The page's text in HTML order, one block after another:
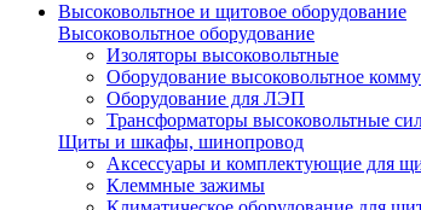
Высоковольтное и щитовое оборудование
Высоковольтное оборудование
Изоляторы высоковольтные
Оборудование высоковольтное
Оборудование для ЛЭП
Трансформаторы высоковольтные
Щиты и шкафы, шинопровод
Аксессуары и комплектующие для
Клеммные зажимы